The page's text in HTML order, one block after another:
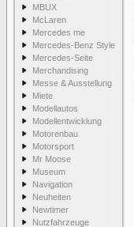
MBUX
McLaren
Mercedes me
Mercedes-Benz Style
Mercedes-Seite
Merchandising
Messe & Ausstellung
Miete
Modellautos
Modellentwicklung
Motorenbau
Motorsport
Mr Moose
Museum
Navigation
Neuheiten
Newtimer
Nutzfahrzeuge